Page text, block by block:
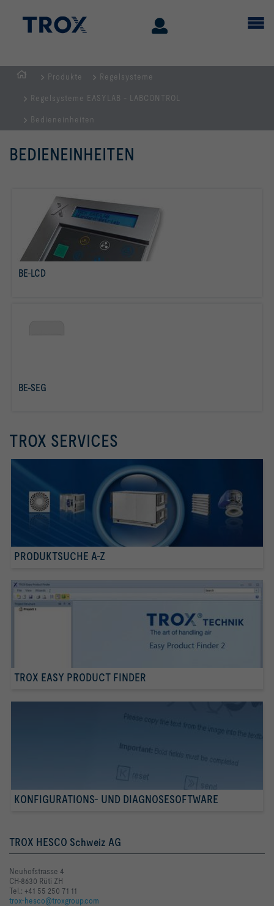
Produkte Regelsysteme
Regelsysteme EASYLAB - LABCONTROL
Bedieneinheiten
BEDIENEINHEITEN
BE-LCD
BE-SEG
TROX SERVICES
PRODUKTSUCHE A-Z
TROX EASY PRODUCT FINDER
KONFIGURATIONS- UND DIAGNOSESOFTWARE
TROX HESCO Schweiz AG
Neuhofstrasse 4
CH-8630 Rüti ZH
Tel.: +41 55 250 71 11
trox-hesco@troxgroup.com